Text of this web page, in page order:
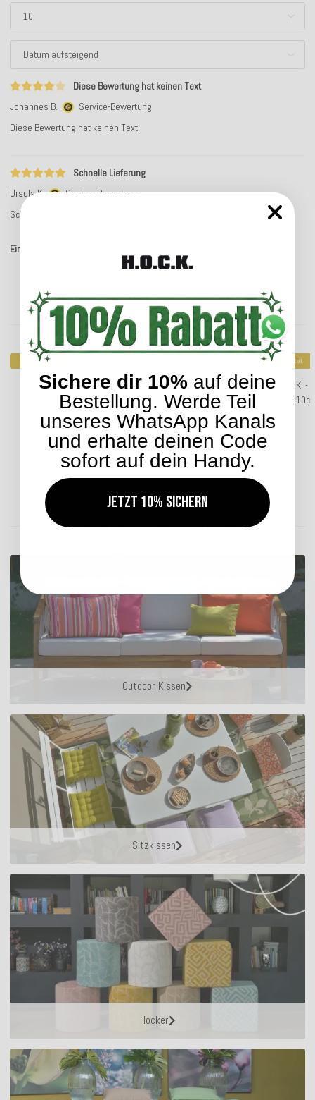
Diese Bewertung hat keinen Text
Johannes B.
Service-Bewertung
Diese Bewertung hat keinen Text
Schnelle Lieferung
Ursula K.
Service-Bewertung
Schnelle Lieferung, Kissen sehr schön.
Einträge insgesamt: 2
Kunden kauften dazu folgende Artikel:
Top bewertet
H.O.C.K. Caribe Outdoor Kissen 40x30cm
23,99 €*
Top bewertet
H.O.C.K. -
ENTDECKEN SIE UNSER SORTIMENT
Outdoor Kissen
Sitzkissen
Hocker
Sichere dir 10% auf deine
Bestellung. Werde Teil
unseres WhatsApp Kanals
und erhalte deinen Code
sofort auf dein Handy.
Jetzt 10% sichern